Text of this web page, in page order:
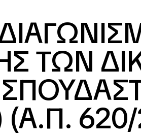
ΤΩΝ
(Α.Π.